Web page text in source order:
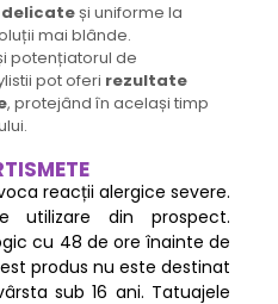
delicateși uniforme la
mai blânde.
potențiatorul de
pot oferi rezultate
, protejând în același timp
reacții alergice severe.
utilizare din prospect.
cu 48 de ore înainte de
produs nu este destinat
sub 16 ani. Tatuajele